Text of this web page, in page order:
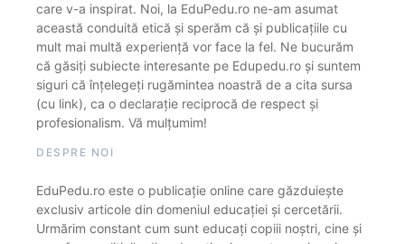
care v-a inspirat. Noi, la EduPedu.ro ne-am asumat
această conduită etică și sperăm că și publicațiile cu
mult mai multă experiență vor face la fel. Ne bucurăm
că găsiți subiecte interesante pe Edupedu.ro și suntem
siguri că înțelegeți rugămintea noastră de a cita sursa
(cu link), ca o declarație reciprocă de respect și
profesionalism. Vă mulțumim!
DESPRE NOI
EduPedu.ro este o publicație online care găzduiește
exclusiv articole din domeniul educației și cercetării.
Urmărim constant cum sunt educați copiii noștri, cine și